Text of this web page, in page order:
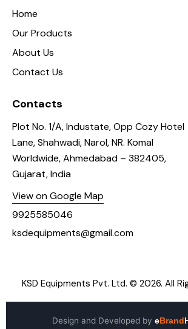
Home
Our Products
About Us
Contact Us
Contacts
Plot No. 1/A, Industate, Opp Cozy Hotel
Lane, Shahwadi, Narol, NR. Komal
Worldwide, Ahmedabad – 382405,
Gujarat, India
View on Google Map
9925585046
ksdequipments@gmail.com
KSD Equipments Pvt. Ltd. © 2026. All
Design and Developed by eBrand